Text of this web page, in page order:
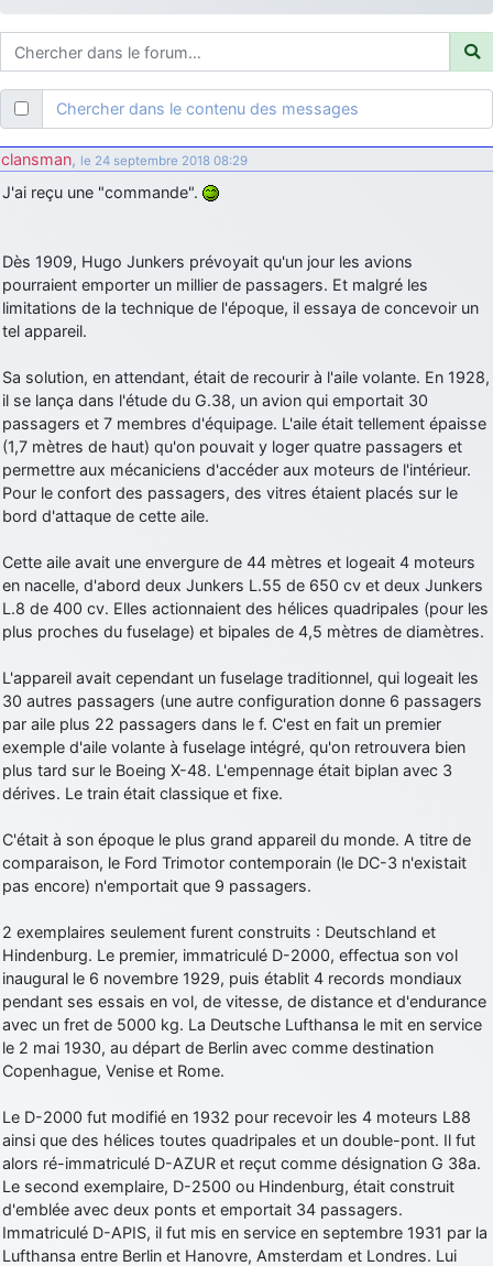
d9pouces: ouakamois > si tu parles du sujet sur l'Armée de l'Air,
bien sûr que oui !
je suis un avion@,._,+: Bonjour je viens d'arriver il y a quelques
moi et quelques avions n'ont pas les mêmes noms qu'aujourd'hui
ouakamois: Bonjourà toutes et à tous.en espérantque ces
quelques images du Pays Basque vous auront plu ; Agur…
meeting de Lann Bihoué de 2026 ?
cachée dans les pins: Coucou et excellente année 2026 à tous et
au site!
2026 !
little boy
: je vous souhaite un bon réveillon pour cette nouvelle
année!
jericho: Merci D9pouces, à mon tour de souhaiter un Joyeux Noël
et de bonnes fêtes de fin d'année.
d9pouces: Joyeux Noël à tous !
d9pouces: mais tu peux tenter l'un des rares lycées militaires
comme le Prytanée dans la Sarthe, ça ne peut pas faire de mal !
d9pouces : C'est plutôt après le lycée, voire après une prépa
scientifique, tu as donc encore un peu de temps devant toi
yaellerigolow
: bonjour a tous je suis un élève de première
passionnée par l'aviation militaire , pourrais je savoir que faire après
le lycée pour s'orienter et pouvoir devenir officier de l'armée de l'air?
d9pouces: lesquels, par exemple ?
mahmoud: bonsoir, très instructif ce site .mais nous aimerions avoir
les photo des anciens appareils de l'armée de l'air de la haute -volta
d9pouces: Ça me casse quand même bien les pieds, j’avoue
jericho: Pour moi tout est à nouveau OK dirait-on… Merci à toi.
au passage !
d9pouces: j'ai trouvé un palliatif un peu violent, mais ça devrait aller
un peu mieux
d9pouces: cette fois, c'est le Brésil et Singapour qui mettent le site
par terre
jericho: Ah ben je peux te confirmer que j'étais resté dans le filtre…
d9pouces : Désolé ! Mon filtrage a été un peu trop violent
manifestement
tout voir
Chercher dans le contenu des messages
clansman, le 24 septembre 2018 08:29
J'ai reçu une "commande".
Dès 1909, Hugo Junkers prévoyait qu'un jour les avions
pourraient emporter un millier de passagers. Et malgré les
limitations de la technique de l'époque, il essaya de concevoir un
tel appareil.
Sa solution, en attendant, était de recourir à l'aile volante. En 1928,
il se lança dans l'étude du G.38, un avion qui emportait 30
passagers et 7 membres d'équipage. L'aile était tellement épaisse
(1,7 mètres de haut) qu'on pouvait y loger quatre passagers et
permettre aux mécaniciens d'accéder aux moteurs de l'intérieur.
Pour le confort des passagers, des vitres étaient placés sur le
bord d'attaque de cette aile.
Cette aile avait une envergure de 44 mètres et logeait 4 moteurs
en nacelle, d'abord deux Junkers L.55 de 650 cv et deux Junkers
L.8 de 400 cv. Elles actionnaient des hélices quadripales (pour les
plus proches du fuselage) et bipales de 4,5 mètres de diamètres.
L'appareil avait cependant un fuselage traditionnel, qui logeait les
30 autres passagers (une autre configuration donne 6 passagers
par aile plus 22 passagers dans le f. C'est en fait un premier
exemple d'aile volante à fuselage intégré, qu'on retrouvera bien
plus tard sur le Boeing X-48. L'empennage était biplan avec 3
dérives. Le train était classique et fixe.
C'était à son époque le plus grand appareil du monde. A titre de
comparaison, le Ford Trimotor contemporain (le DC-3 n'existait
pas encore) n'emportait que 9 passagers.
2 exemplaires seulement furent construits : Deutschland et
Hindenburg. Le premier, immatriculé D-2000, effectua son vol
inaugural le 6 novembre 1929, puis établit 4 records mondiaux
pendant ses essais en vol, de vitesse, de distance et d'endurance
avec un fret de 5000 kg. La Deutsche Lufthansa le mit en service
le 2 mai 1930, au départ de Berlin avec comme destination
Copenhague, Venise et Rome.
Le D-2000 fut modifié en 1932 pour recevoir les 4 moteurs L88
ainsi que des hélices toutes quadripales et un double-pont. Il fut
alors ré-immatriculé D-AZUR et reçut comme désignation G 38a.
Le second exemplaire, D-2500 ou Hindenburg, était construit
d'emblée avec deux ponts et emportait 34 passagers.
Immatriculé D-APIS, il fut mis en service en septembre 1931 par la
Lufthansa entre Berlin et Hanovre, Amsterdam et Londres. Lui